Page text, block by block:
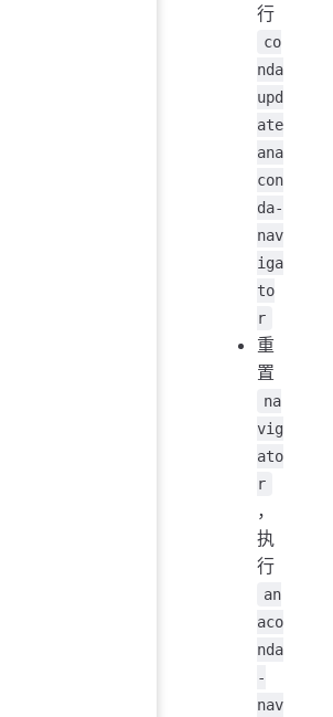
行
co
nda
upd
ate
ana
con
da-
nav
iga
to
r
重
置
na
vig
ato
r
，
执
行
an
aco
nda
-
nav